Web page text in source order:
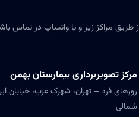
طریق مراکز زیر و یا واتساپ در تماس
مرکز تصویربرداری بیمارستان بهمن
روزهای فرد – تهران، شهرک غرب، خیابان
شمالی